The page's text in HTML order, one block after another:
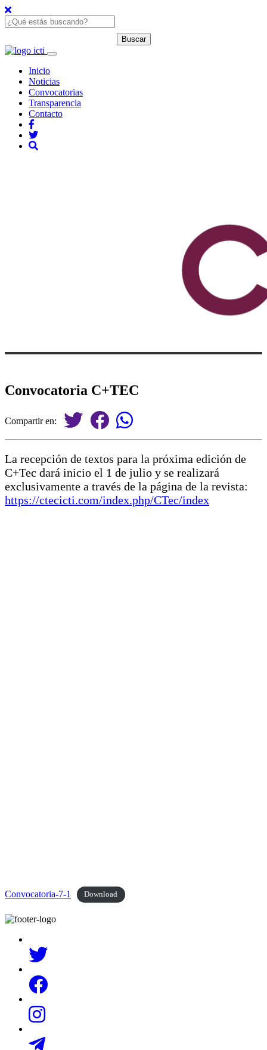
Inicio
Noticias
Convocatorias
Transparencia
Contacto
Convocatoria C+TEC
Compartir en:
La recepción de textos para la próxima edición de
C+Tec dará inicio el 1 de julio y se realizará
exclusivamente a través de la página de la revista:
https://ctecicti.com/index.php/CTec/index
Convocatoria-7-1 Download